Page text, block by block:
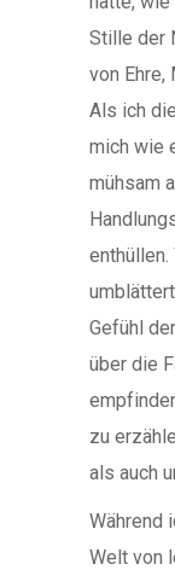
Stille der
von Ehre,
Als ich
mich wie
mühsam
Gefühl
über die
zu
als auch
Während
Welt von